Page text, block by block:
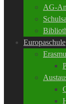
AG-
Europaschule